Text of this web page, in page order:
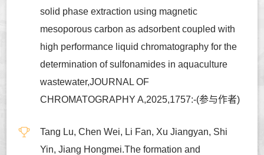
solid phase extraction using magnetic
mesoporous carbon as adsorbent coupled with
high performance liquid chromatography for the
determination of sulfonamides in aquaculture
wastewater,JOURNAL OF
CHROMATOGRAPHY A,2025,1757:-(参与作者)
Tang Lu, Chen Wei, Li Fan, Xu Jiangyan, Shi
Yin, Jiang Hongmei.The formation and